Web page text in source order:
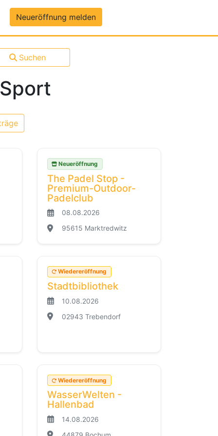
Daten
Neueröffnung melden
Suchen
Neueröffnung
The Padel Stop -
Premium-Outdoor-
Padelclub
08.08.2026
95615 Marktredwitz
Wiedereröffnung
Stadtbibliothek
10.08.2026
02943 Trebendorf
Wiedereröffnung
WasserWelten -
Hallenbad
14.08.2026